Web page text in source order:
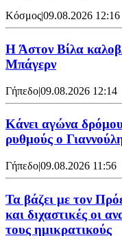
Κόσμος|09.08.2026 12:16
Η Άστον Βίλα
Μπάγερν
Γήπεδο|09.08.2026 12:14
Kάνει αγώνα
ρυθμούς ο
Γήπεδο|09.08.2026 11:56
Τα βάζει με τον
και διχαστικές οι
τους ημικρατικούς